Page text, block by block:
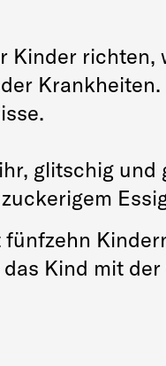
richten,
glitschig
Kind mit